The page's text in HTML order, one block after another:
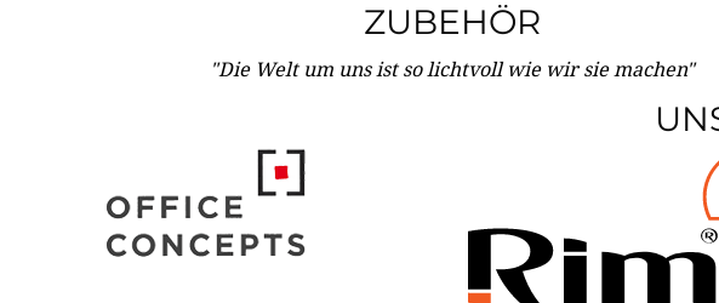
ZUBEHÖR
"Die Welt um uns ist so lichtvoll wie wir sie machen"